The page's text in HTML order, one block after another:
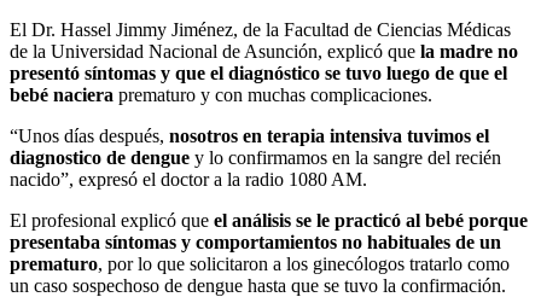
El Dr. Hassel Jimmy Jiménez, de la Facultad de Ciencias Médicas
de la Universidad Nacional de Asunción, explicó que la madre no
presentó síntomas y que el diagnóstico se tuvo luego de que el
bebé naciera prematuro y con muchas complicaciones.
“Unos días después, nosotros en terapia intensiva tuvimos el
diagnostico de dengue y lo confirmamos en la sangre del recién
nacido”, expresó el doctor a la radio 1080 AM.
El profesional explicó que el análisis se le practicó al bebé porque
presentaba síntomas y comportamientos no habituales de un
prematuro, por lo que solicitaron a los ginecólogos tratarlo como
un caso sospechoso de dengue hasta que se tuvo la confirmación.